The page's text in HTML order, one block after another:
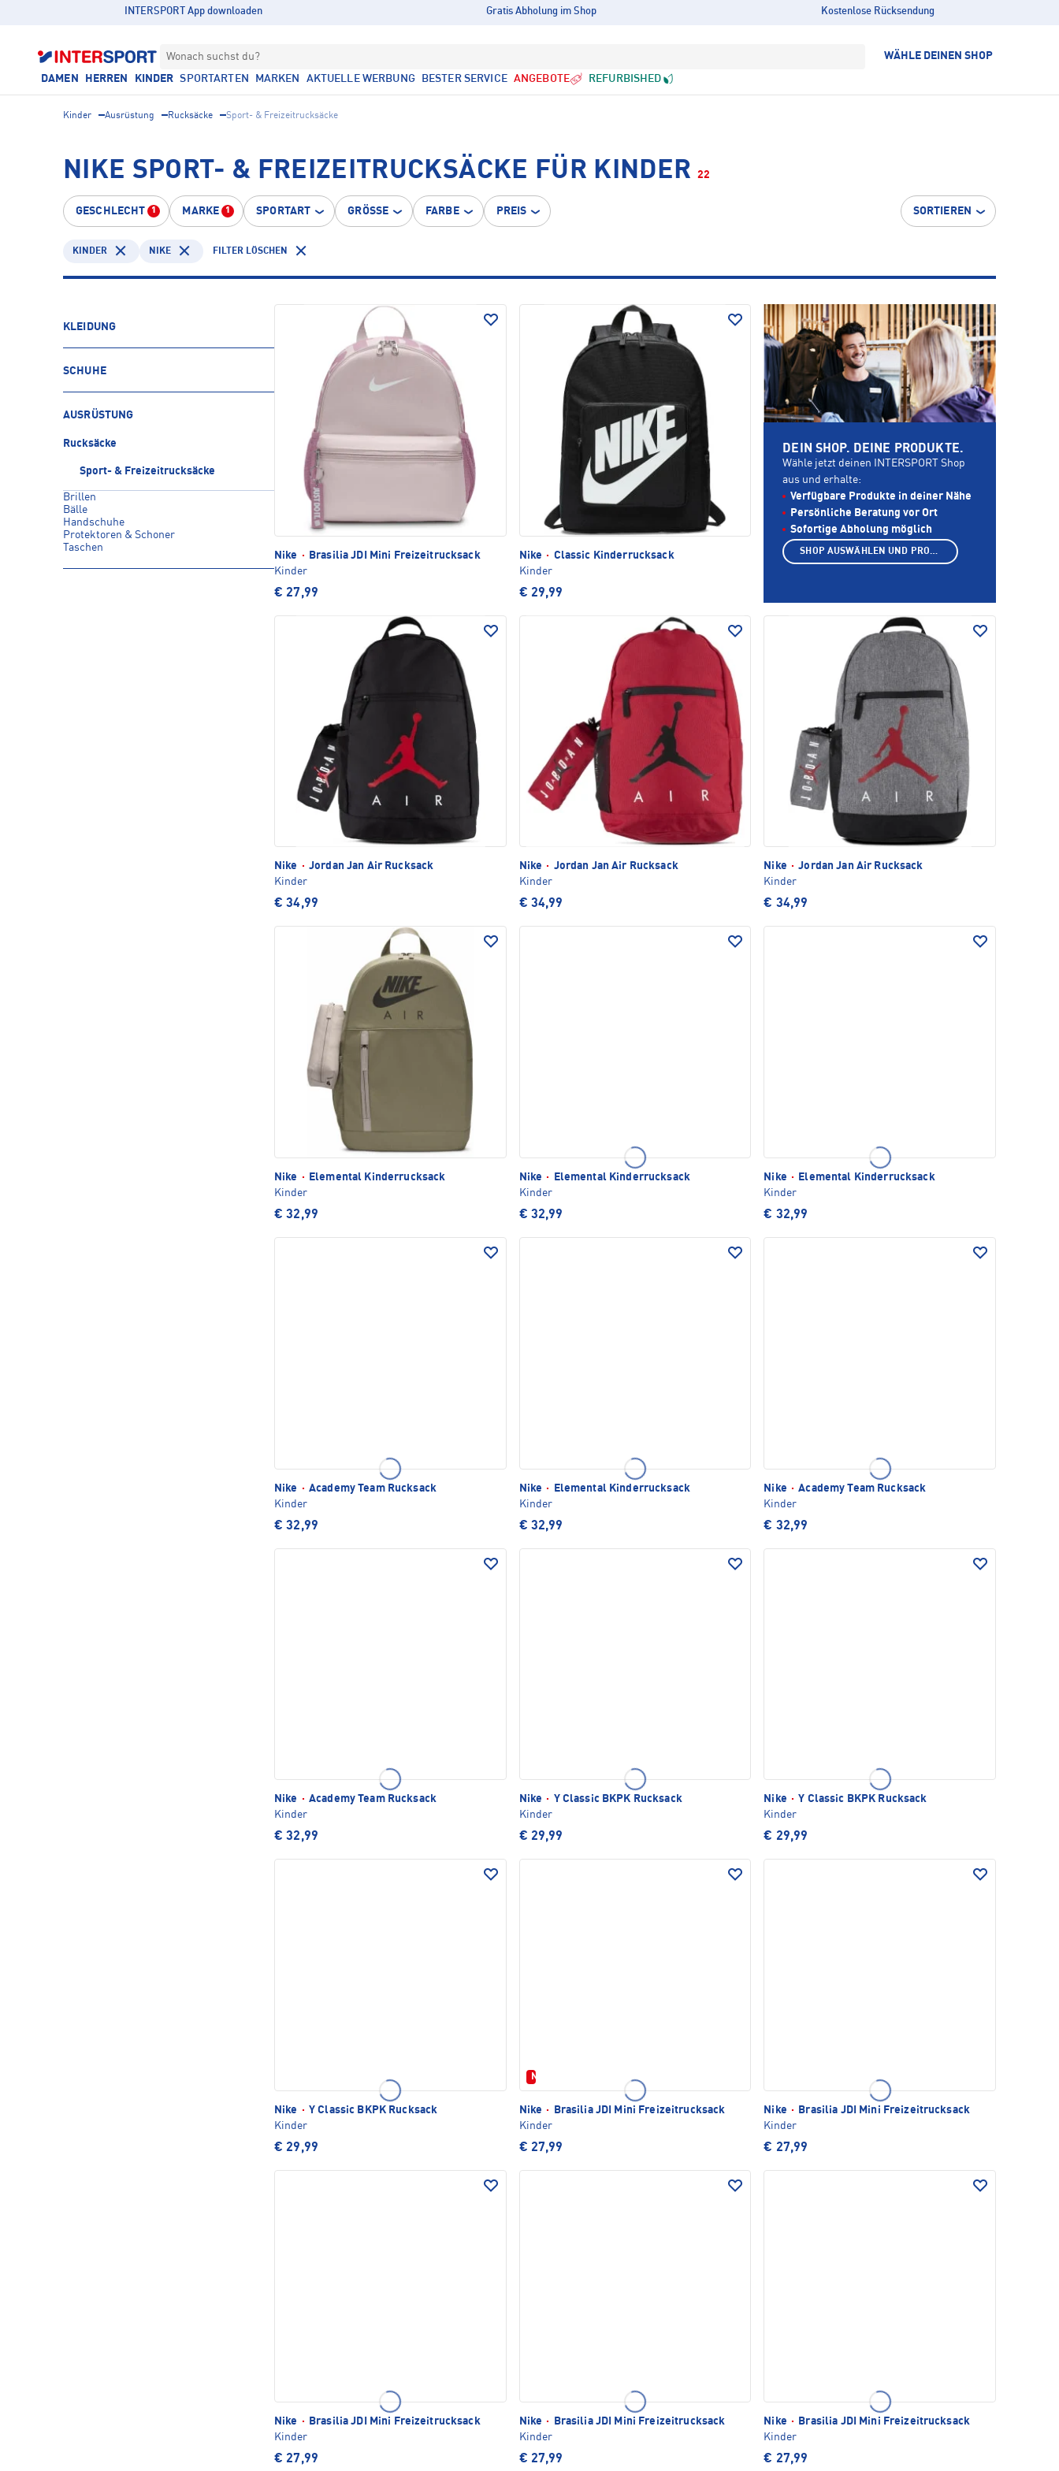
INTERSPORT App downloaden Gratis Abholung im Shop Kostenlose Rücksendung
Wonach suchst du? WÄHLE DEINEN SHOP
DAMEN HERREN KINDER SPORTARTEN MARKEN AKTUELLE WERBUNG BESTER SERVICE ANGEBOTE REFURBISHED
Kinder Ausrüstung Rucksäcke Sport- & Freizeitrucksäcke
NIKE SPORT- & FREIZEITRUCKSÄCKE FÜR KINDER 22
GESCHLECHT 1 MARKE 1 SPORTART GRÖSSE FARBE PREIS SORTIEREN
KINDER NIKE FILTER LÖSCHEN
KLEIDUNG
SCHUHE
AUSRÜSTUNG
Rucksäcke
Sport- & Freizeitrucksäcke
Brillen
Bälle
Handschuhe
Protektoren & Schoner
Taschen
Nike ·
Brasilia JDI Mini Freizeitrucksack
Kinder
€ 27,99
Nike · Classic Kinderrucksack
Kinder
€ 29,99
Nike · Jordan Jan Air Rucksack
Kinder
€ 34,99
Nike · Jordan Jan Air Rucksack
Kinder
€ 34,99
Nike · Jordan Jan Air Rucksack
Kinder
€ 34,99
Nike ·
Elemental Kinderrucksack
Kinder
€ 32,99
Nike ·
Elemental Kinderrucksack
Kinder
€ 32,99
Nike ·
Elemental Kinderrucksack
Kinder
€ 32,99
Nike · Academy Team Rucksack
Kinder
€ 32,99
Nike ·
Elemental Kinderrucksack
Kinder
€ 32,99
Nike · Academy Team Rucksack
Kinder
€ 32,99
Nike · Academy Team Rucksack
Kinder
€ 32,99
Nike · Y Classic BKPK Rucksack
Kinder
€ 29,99
Nike · Y Classic BKPK Rucksack
Kinder
€ 29,99
Nike · Y Classic BKPK Rucksack
Kinder
€ 29,99
Neu
Nike ·
Brasilia JDI Mini Freizeitrucksack
Kinder
€ 27,99
Nike ·
Brasilia JDI Mini Freizeitrucksack
Kinder
€ 27,99
Nike ·
Brasilia JDI Mini Freizeitrucksack
Kinder
€ 27,99
Nike ·
Brasilia JDI Mini Freizeitrucksack
Kinder
€ 27,99
Nike ·
Brasilia JDI Mini Freizeitrucksack
Kinder
€ 27,99
DEIN SHOP. DEINE PRODUKTE.
Wähle jetzt deinen INTERSPORT Shop
aus und erhalte:
Verfügbare Produkte in deiner Nähe
Persönliche Beratung vor Ort
Sofortige Abholung möglich
SHOP AUSWÄHLEN UND PRODUKTE ANZEIGEN